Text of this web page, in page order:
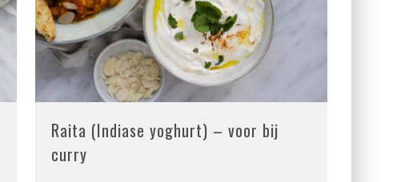
Raita (Indiase yoghurt) – voor bij
curry